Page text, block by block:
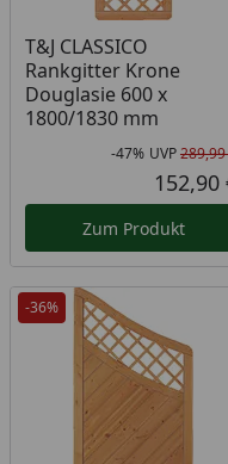
T&J CLASSICO
Rankgitter Krone
Douglasie 600 x
1800/1830 mm
-47% UVP
152,90
Zum Produkt
-36%